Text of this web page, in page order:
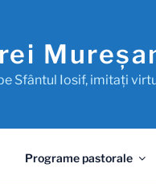
Sfântul Iosif, imitaţi
Programe pastorale